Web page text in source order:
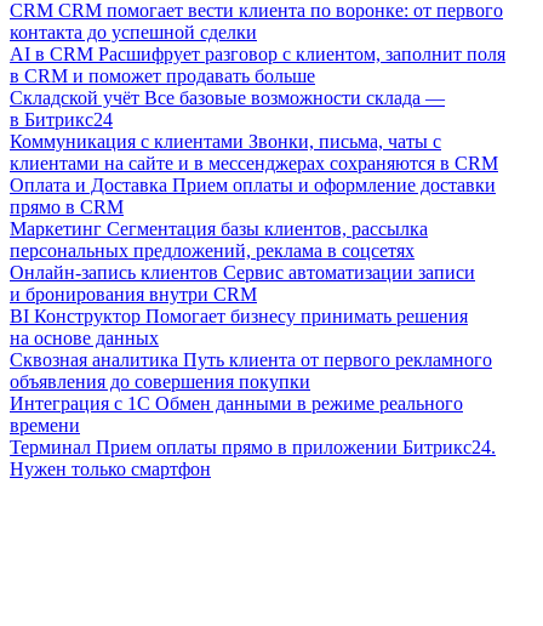
CRM CRM помогает вести клиента по воронке: от первого
контакта до успешной сделки
AI в CRM Расшифрует разговор с клиентом, заполнит поля
в CRM и поможет продавать больше
Складской учёт Все базовые возможности склада —
в Битрикс24
Коммуникация с клиентами Звонки, письма, чаты с
клиентами на сайте и в мессенджерах сохраняются в CRM
Оплата и Доставка Прием оплаты и оформление доставки
прямо в CRM
Маркетинг Сегментация базы клиентов, рассылка
персональных предложений, реклама в соцсетях
Онлайн-запись клиентов Сервис автоматизации записи
и бронирования внутри CRM
BI Конструктор Помогает бизнесу принимать решения
на основе данных
Сквозная аналитика Путь клиента от первого рекламного
объявления до совершения покупки
Интеграция с 1С Обмен данными в режиме реального
времени
Терминал Прием оплаты прямо в приложении Битрикс24.
Нужен только смартфон